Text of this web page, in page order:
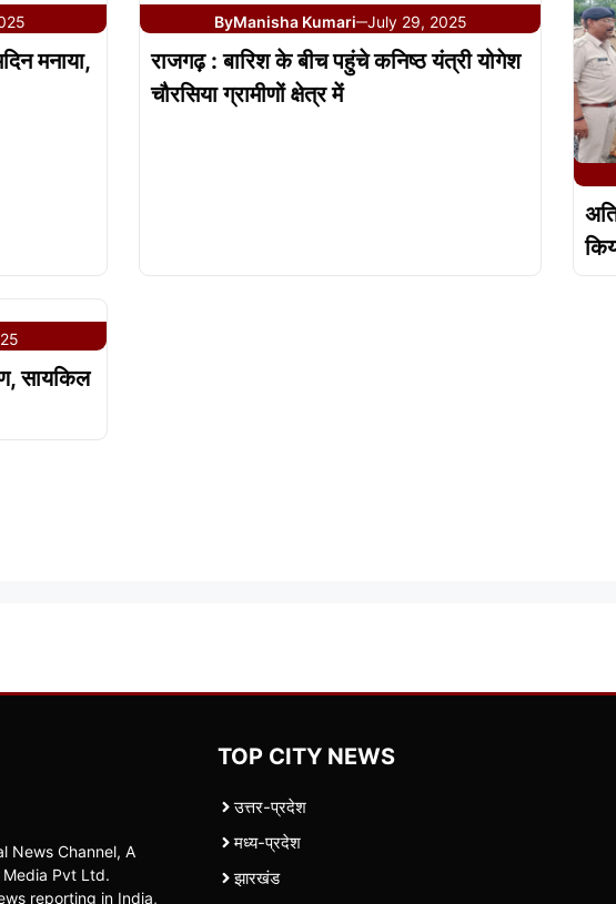
मनाया,
ByManisha Kumari—July 29, 2025
राजगढ़ : बारिश के बीच पहुंचे कनिष्ठ यंत्री योगेश
चौरसिया ग्रामीणों क्षेत्र में
सायकिल
News Channel, A
Media Pvt Ltd.
reporting in India,
TOP CITY NEWS
उत्तर-प्रदेश
मध्य-प्रदेश
झारखंड